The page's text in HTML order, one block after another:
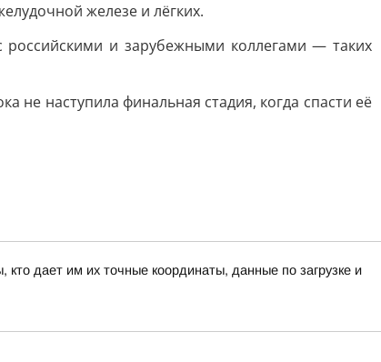
железе и лёгких.
российскими и зарубежными коллегами — таких
не наступила финальная стадия, когда спасти её
дает им их точные координаты, данные по загрузке и